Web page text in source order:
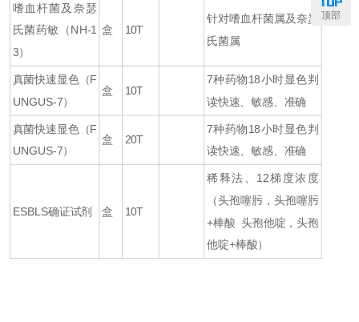
嗜血杆菌及奈瑟
氏菌药敏（NH-1
3）
盒 10T
针对嗜血杆菌属及奈瑟
氏菌属
真菌快速显色（F
UNGUS-7）
盒 10T
7种药物18小时显色判
读快速、敏感、准确
真菌快速显色（F
UNGUS-7）
盒 20T
7种药物18小时显色判
读快速、敏感、准确
ESBLS确证试剂 盒 10T
稀释法、12梯度浓度
（头孢噻肟，头孢噻肟
+棒酸 头孢他啶，头孢
他啶+棒酸）
顶部